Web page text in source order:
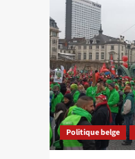
Politique belge